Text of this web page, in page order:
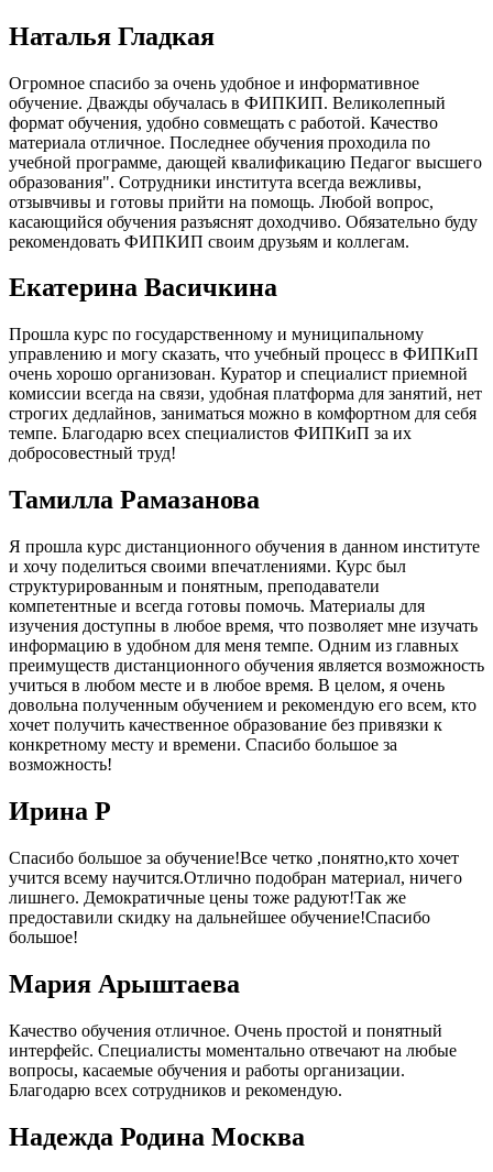
Наталья Гладкая
Огромное спасибо за очень удобное и информативное
обучение. Дважды обучалась в ФИПКИП. Великолепный
формат обучения, удобно совмещать с работой. Качество
материала отличное. Последнее обучения проходила по
учебной программе, дающей квалификацию Педагог высшего
образования". Сотрудники института всегда вежливы,
отзывчивы и готовы прийти на помощь. Любой вопрос,
касающийся обучения разъяснят доходчиво. Обязательно буду
рекомендовать ФИПКИП своим друзьям и коллегам.
Екатерина Васичкина
Прошла курс по государственному и муниципальному
управлению и могу сказать, что учебный процесс в ФИПКиП
очень хорошо организован. Куратор и специалист приемной
комиссии всегда на связи, удобная платформа для занятий, нет
строгих дедлайнов, заниматься можно в комфортном для себя
темпе. Благодарю всех специалистов ФИПКиП за их
добросовестный труд!
Тамилла Рамазанова
Я прошла курс дистанционного обучения в данном институте
и хочу поделиться своими впечатлениями. Курс был
структурированным и понятным, преподаватели
компетентные и всегда готовы помочь. Материалы для
изучения доступны в любое время, что позволяет мне изучать
информацию в удобном для меня темпе. Одним из главных
преимуществ дистанционного обучения является возможность
учиться в любом месте и в любое время. В целом, я очень
довольна полученным обучением и рекомендую его всем, кто
хочет получить качественное образование без привязки к
конкретному месту и времени. Спасибо большое за
возможность!
Ирина Р
Спасибо большое за обучение!Все четко ,понятно,кто хочет
учится всему научится.Отлично подобран материал, ничего
лишнего. Демократичные цены тоже радуют!Так же
предоставили скидку на дальнейшее обучение!Спасибо
большое!
Мария Арыштаева
Качество обучения отличное. Очень простой и понятный
интерфейс. Специалисты моментально отвечают на любые
вопросы, касаемые обучения и работы организации.
Благодарю всех сотрудников и рекомендую.
Надежда Родина Москва